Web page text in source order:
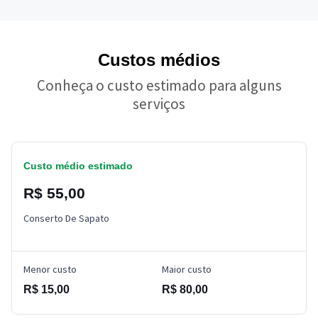
Custos médios
Conheça o custo estimado para alguns
serviços
Custo médio estimado
R$ 55,00
Conserto De Sapato
Menor custo
R$ 15,00
Maior custo
R$ 80,00